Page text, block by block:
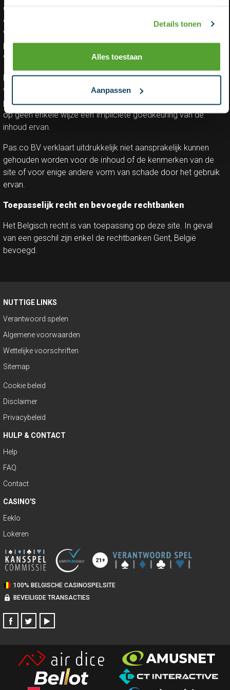
Details tonen
Alles toestaan
Aanpassen
deze site of van een andere, inzonderheid als gevolg van links
of hyperlinks, met inbegrip, zonder beperking, van alle
verliezen, werkonderbrekingen, beschadiging van
programma's of andere gegevens op het computersysteem,
van apparatuur, programmatuur of andere van de gebruiker.
De website kan hyperlinks bevatten naar websites of pagina's
van derden, of daar onrechtstreeks naar verwijzen. Het
plaatsen van links naar deze websites of pagina’s impliceert
op geen enkele wijze een impliciete goedkeuring van de
inhoud ervan.
Pas.co BV verklaart uitdrukkelijk niet aansprakelijk kunnen
gehouden worden voor de inhoud of de kenmerken van de
site of voor enige andere vorm van schade door het gebruik
ervan.
Toepasselijk recht en bevoegde rechtbanken
Het Belgisch recht is van toepassing op deze site. In geval
van een geschil zijn enkel de rechtbanken Gent, België
bevoegd.
NUTTIGE LINKS
Verantwoord spelen
Algemene voorwaarden
Wettelijke voorschriften
Sitemap
Cookie beleid
Disclaimer
Privacybeleid
HULP & CONTACT
Help
FAQ
Contact
CASINO'S
Eeklo
Lokeren
100% BELGISCHE CASINOSPELSITE
BEVEILIGDE TRANSACTIES
FACEBOOK
TWITTERYOUTUBE